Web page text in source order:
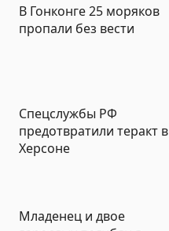
В Гонконге 25 моряков
пропали без вести
Спецслужбы РФ
предотвратили теракт в
Херсоне
Младенец и двое